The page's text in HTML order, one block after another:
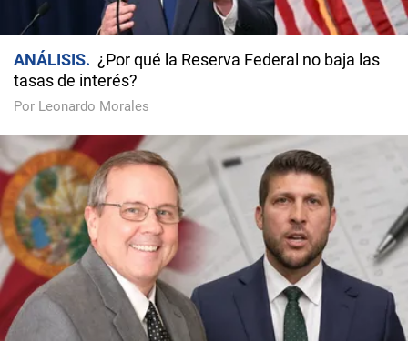
ANÁLISIS
¿Por qué la Reserva Federal no baja las
tasas de interés?
Por Leonardo Morales